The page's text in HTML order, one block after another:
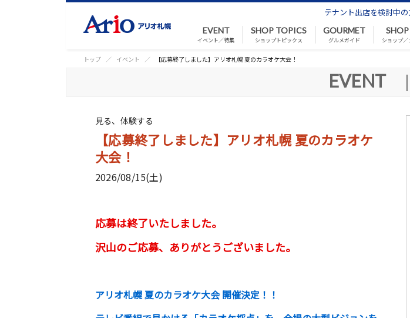
テナント出店を検討中
EVENT
イベント／特集
SHOP TOPICS
ショップトピックス
GOURMET
グルメガイド ショップ／
トップ イベント 【応募終了しました】アリオ札幌 夏のカラオケ大会！
EVENT |
見る、体験する
【応募終了しました】アリオ札幌 夏のカラオケ
大会！
2026/08/15(土)
応募は終了いたしました。
沢山のご応募、ありがとうございました。
アリオ札幌 夏のカラオケ大会 開催決定！！